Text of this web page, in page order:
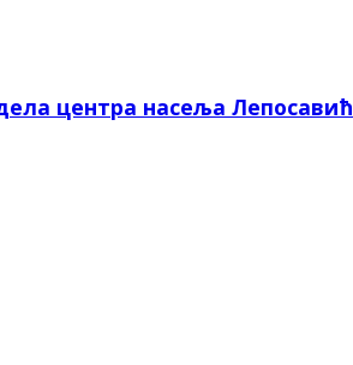
центра насеља Лепосавић